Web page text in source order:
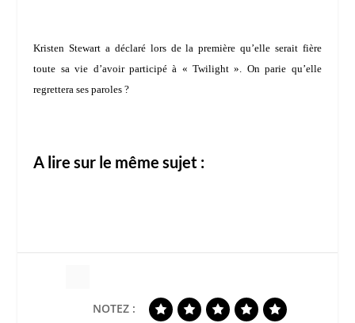
Kristen Stewart a déclaré lors de la première qu’elle serait fière
toute sa vie d’avoir participé à « Twilight ». On parie qu’elle
regrettera ses paroles ?
A lire sur le même sujet :
NOTEZ :